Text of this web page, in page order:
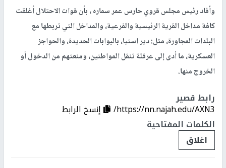
وأفاد رئيس مجلس قروي حارس عمر سماره ، بأن قوات الاحتلال أغلقت
كافة مداخل القرية الرئيسية والفرعية، والمداخل التي تربطها مع
البلدات المجاورة، مثل: دير استيا، بالبوابات الحديدة، والحواجز
العسكرية، ما أدى إلى عرقلة تنقل المواطنين، ومنعتهم من الدخول أو
الخروج منها.
رابط قصير
https://nn.najah.edu/AXN3/
إنسخ الرابط
الكلمات المفتاحية
اغلاق